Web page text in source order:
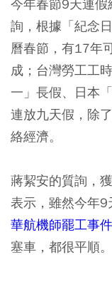
今年春節9天連
詢，根據「紀念
曆春節，有17年
成；台灣勞工工
一」長假、日本
連放九天假，除
絡經濟。
蔣絜安的質詢，
表示，雖然今年9
華航機師罷工事件
塞車，都很平順。